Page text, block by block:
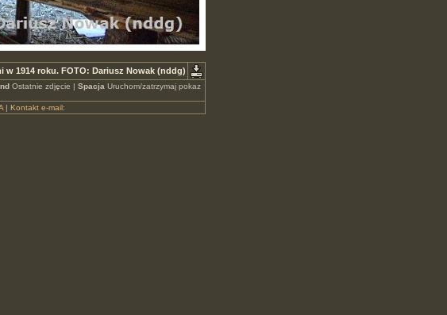
w 1914 roku. FOTO: Dariusz Nowak (nddg)
Ostatnie zdjęcie | Spacja Uruchom/zatrzymaj pokaz
| Kontakt e-mail: